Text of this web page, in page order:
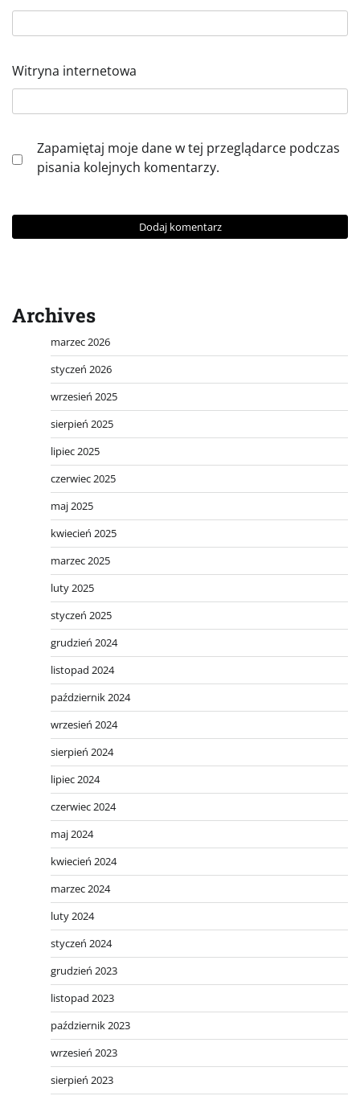
Witryna internetowa
Zapamiętaj moje dane w tej przeglądarce podczas
pisania kolejnych komentarzy.
Archives
marzec 2026
styczeń 2026
wrzesień 2025
sierpień 2025
lipiec 2025
czerwiec 2025
maj 2025
kwiecień 2025
marzec 2025
luty 2025
styczeń 2025
grudzień 2024
listopad 2024
październik 2024
wrzesień 2024
sierpień 2024
lipiec 2024
czerwiec 2024
maj 2024
kwiecień 2024
marzec 2024
luty 2024
styczeń 2024
grudzień 2023
listopad 2023
październik 2023
wrzesień 2023
sierpień 2023